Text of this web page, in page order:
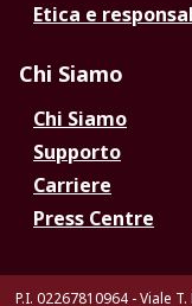
Etica e
Chi Siamo
Chi Siamo
Supporto
Carriere
Press Centre
P.I. 02267810964 - Viale